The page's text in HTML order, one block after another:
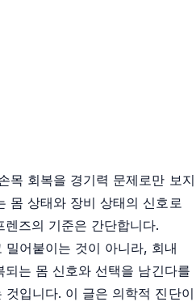
목 회복을 경기력 문제로만 보지
몸 상태와 장비 상태의 신호로
즈의 기준은 간단합니다.
어붙이는 것이 아니라, 회내
는 몸 신호와 선택을 남긴다를
입니다. 이 글은 의학적 진단이